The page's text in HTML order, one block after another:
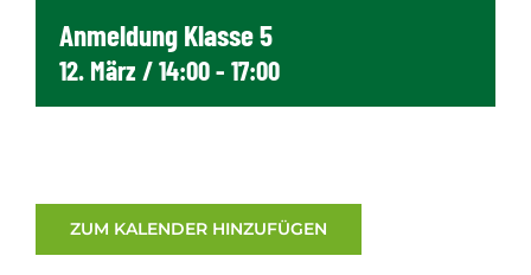
Anmeldung Klasse 5
12. März / 14:00- 17:00
ZUM KALENDER HINZUFÜGEN